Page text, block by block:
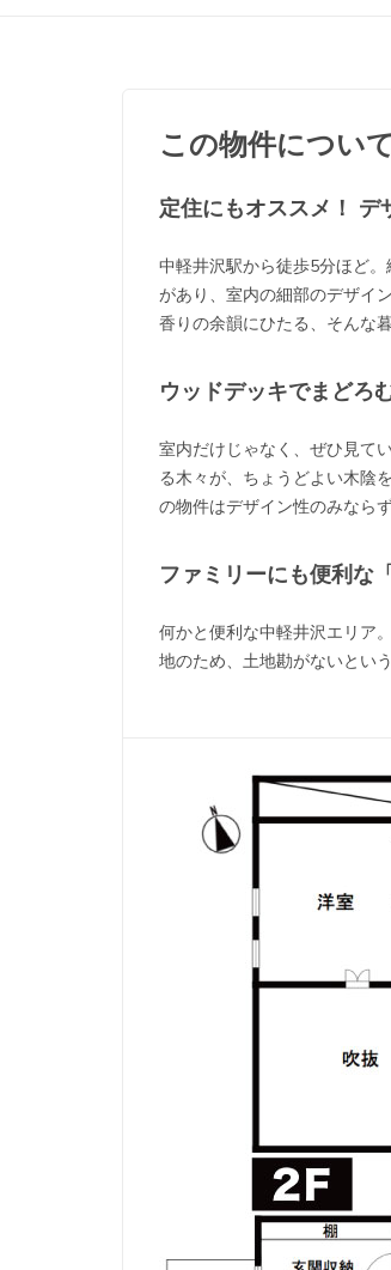
この物件について
定住にもオススメ！ デ
中軽井沢駅から徒歩5分ほど
があり、室内の細部のデザイ
香りの余韻にひたる、そんな
ウッドデッキでまどろ
室内だけじゃなく、ぜひ見て
る木々が、ちょうどよい木陰
の物件はデザイン性のみなら
ファミリーにも便利な
何かと便利な中軽井沢エリア
地のため、土地勘がないとい